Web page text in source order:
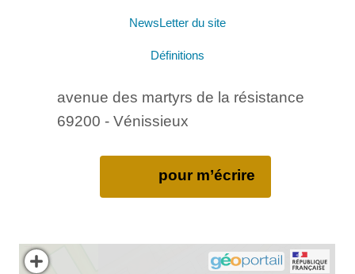
NewsLetter du site
Définitions
avenue des martyrs de la résistance
69200 - Vénissieux
pour m’écrire